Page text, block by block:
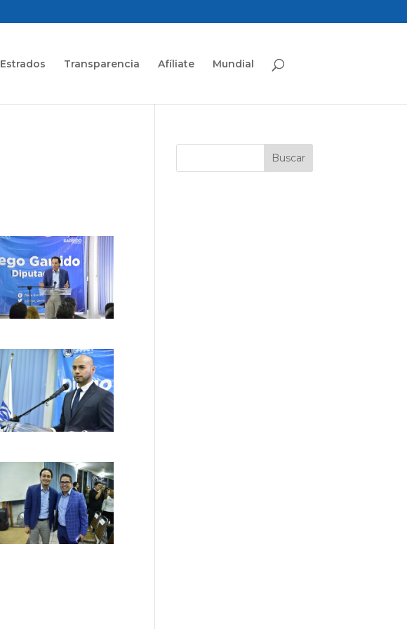
Estrados Transparencia Afíliate Mundial